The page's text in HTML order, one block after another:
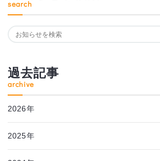
search
過去記事
archive
2026年
2025年